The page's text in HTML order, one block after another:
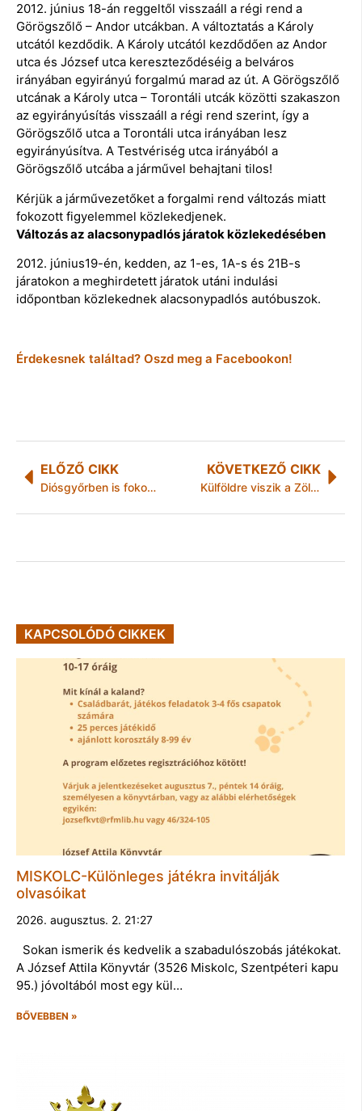
2012. június 18-án reggeltől visszaáll a régi rend a
Görögszőlő – Andor utcákban. A változtatás a Károly
utcától kezdődik. A Károly utcától kezdődően az Andor
utca és József utca kereszteződéséig a belváros
irányában egyirányú forgalmú marad az út. A Görögszőlő
utcának a Károly utca – Torontáli utcák közötti szakaszon
az egyirányúsítás visszaáll a régi rend szerint, így a
Görögszőlő utca a Torontáli utca irányában lesz
egyirányúsítva. A Testvériség utca irányából a
Görögszőlő utcába a járművel behajtani tilos!
Kérjük a járművezetőket a forgalmi rend változás miatt
fokozott figyelemmel közlekedjenek.
Változás az alacsonypadlós járatok közlekedésében
2012. június19-én, kedden, az 1-es, 1A-s és 21B-s
járatokon a meghirdetett járatok utáni indulási
időpontban közlekednek alacsonypadlós autóbuszok.
Érdekesnek találtad? Oszd meg a Facebookon!
ELŐZŐ CIKK
Diósgyőrben is fokozódik a fészekrakó probléma
KÖVETKEZŐ CIKK
Külföldre viszik a Zöld Nyilat a Földes diákjai
KAPCSOLÓDÓ CIKKEK
MISKOLC-Különleges játékra invitálják
olvasóikat
2026. augusztus. 2. 21:27
Sokan ismerik és kedvelik a szabadulószobás játékokat.
A József Attila Könyvtár (3526 Miskolc, Szentpéteri kapu
95.) jóvoltából most egy kül…
BŐVEBBEN »